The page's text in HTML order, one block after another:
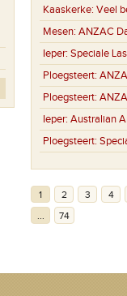
Kaaskerke: Veel
Mesen: ANZAC
Ieper: Speciale
Ploegsteert:
Ploegsteert:
Ieper: Australian
Ploegsteert:
1 2 3 4
...
74